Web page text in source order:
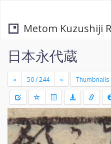
Metom Kuzushiji
日本永代蔵
« » Thumbnails
+
-